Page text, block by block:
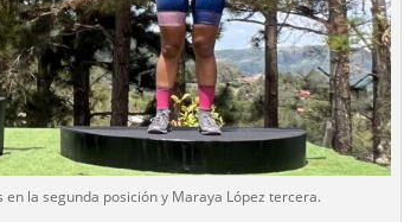
la segunda posición y Maraya López tercera.